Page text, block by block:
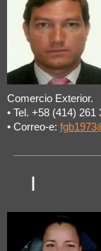
Comercio Exterior.
• Tel. +58 (414) 261
• Correo-e:
I